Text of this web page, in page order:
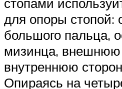
для опоры стопой:
большого пальца,
мизинца, внешнюю
внутреннюю
Опираясь на